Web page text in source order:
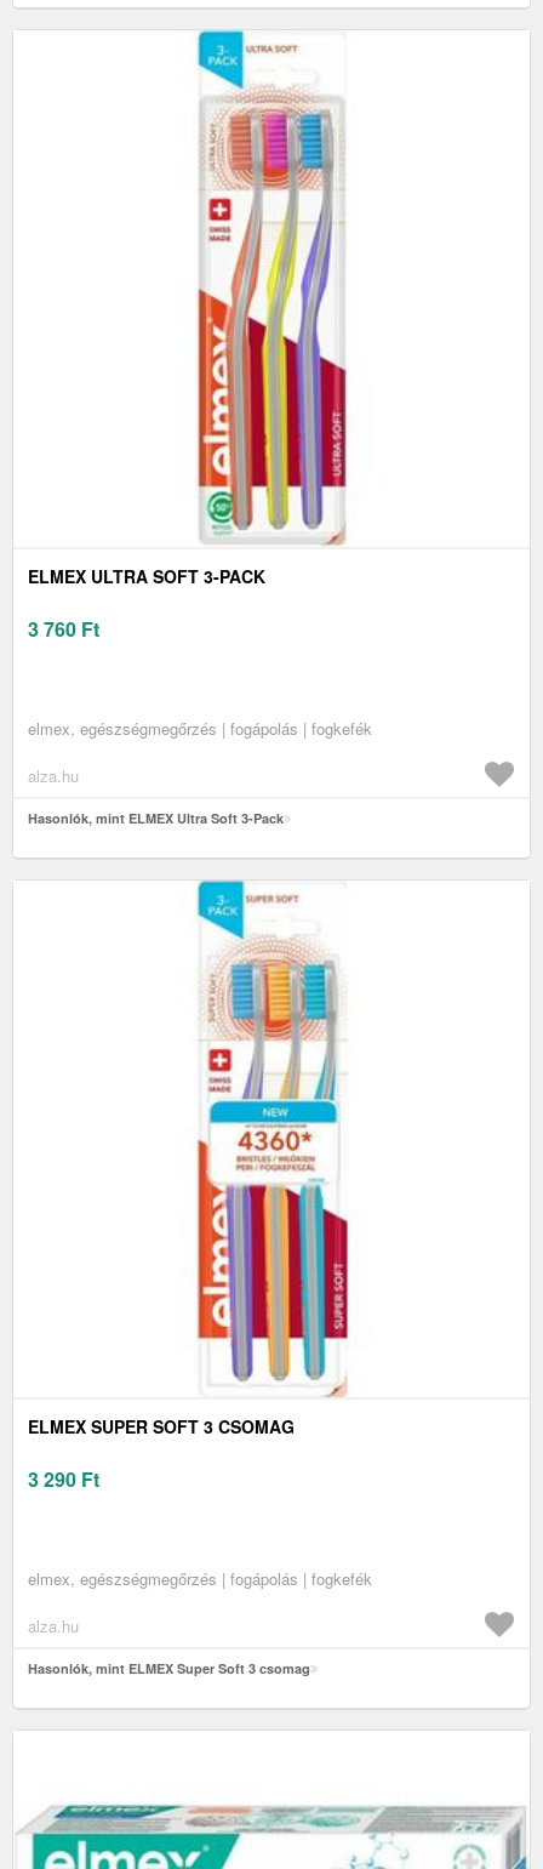
ELMEX ULTRA SOFT 3-PACK
3 760 Ft
elmex, egészségmegőrzés | fogápolás | fogkefék
alza.hu
Hasonlók, mint ELMEX Ultra Soft 3-Pack
ELMEX SUPER SOFT 3 CSOMAG
3 290 Ft
elmex, egészségmegőrzés | fogápolás | fogkefék
alza.hu
Hasonlók, mint ELMEX Super Soft 3 csomag